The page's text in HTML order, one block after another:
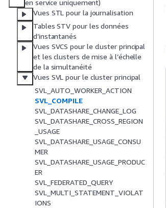
en service uniquement)
Vues STL pour la journalisation
Tables STV pour les données
d’instantanés
Vues SVCS pour le cluster principal
et les clusters de mise à l’échelle
de la simultanéité
Vues SVL pour le cluster principal
SVL_AUTO_WORKER_ACTION
SVL_COMPILE
SVL_DATASHARE_CHANGE_LOG
SVL_DATASHARE_CROSS_REGION
_USAGE
SVL_DATASHARE_USAGE_CONSU
MER
SVL_DATASHARE_USAGE_PRODUC
ER
SVL_FEDERATED_QUERY
SVL_MULTI_STATEMENT_VIOLAT
IONS